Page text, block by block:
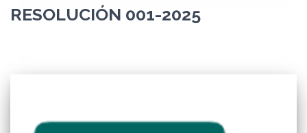
RESOLUCIÓN 001-2025